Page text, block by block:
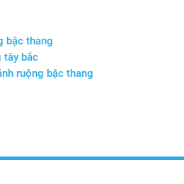
bậc thang
tây bắc
ruộng bậc thang